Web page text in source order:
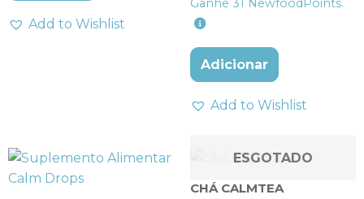
Add to Wishlist
de 5
Ganhe 31 NewfoodPoints.
Adicionar
Add to Wishlist
ESGOTADO
CHÁ CALMTEA